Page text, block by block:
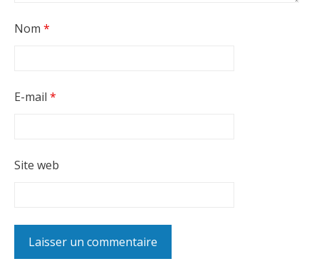
Nom *
E-mail *
Site web